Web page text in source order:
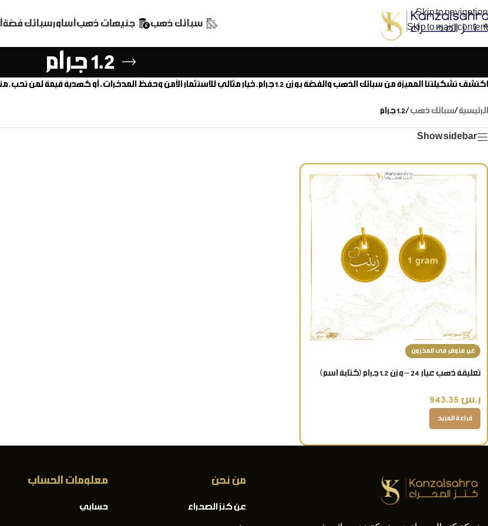
Skip to navigation
Skip to main content
سبائك ذهب جنيهات ذهب أساورسبائك فضة
1.2 جرام
اكتشف تشكيلتنا المميزة من سبائك الذهب والفضة بوزن 1.2 جرام. خيار مثالي للاستثمار الآمن وحفظ المدخرات، أو كهدية قيمة لمن تحب. منتجاتنا من كنز الصحراء تأتي بضمان الجودة العالية والنقاء.
الرئيسية /سبائك ذهب /1.2 جرام
Show sidebar
غير متوفر فى المخزون
تعليقة ذهب عيار 24 – وزن 1.2 جرام (كتابة اسم)
ر.س
قراءة المزيد
من نحن
عن كنز الصحراء
معلومات الحساب
حسابي